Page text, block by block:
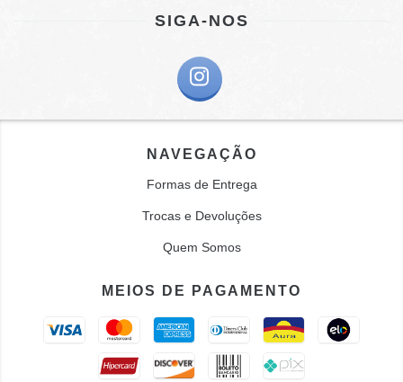
SIGA-NOS
NAVEGAÇÃO
Formas de Entrega
Trocas e Devoluções
Quem Somos
MEIOS DE PAGAMENTO